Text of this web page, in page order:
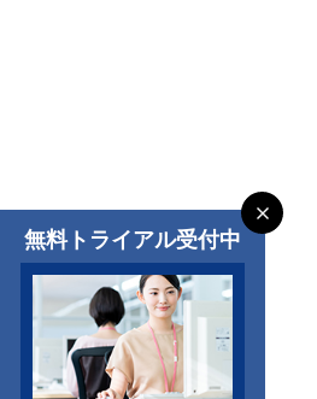
無料トライアル受付中